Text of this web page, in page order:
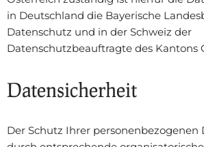
in Deutschland die Bayerische
Datenschutz und in der Schweiz der
Datenschutzbeauftragte des Kantons
Datensicherheit
Der Schutz Ihrer personenbezogenen